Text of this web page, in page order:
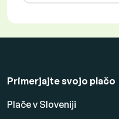
Primerjajte svojo plačo
Plače v Sloveniji